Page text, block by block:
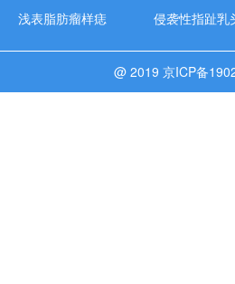
浅表脂肪瘤样痣
侵袭性指趾乳
@ 2019 京ICP备